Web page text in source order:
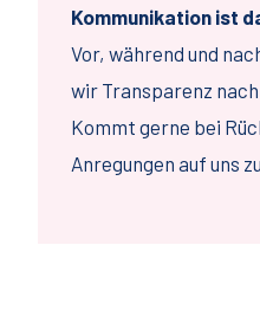
Kommunikation ist
Vor, während und
wir Transparenz
Kommt gerne bei
Anregungen auf uns